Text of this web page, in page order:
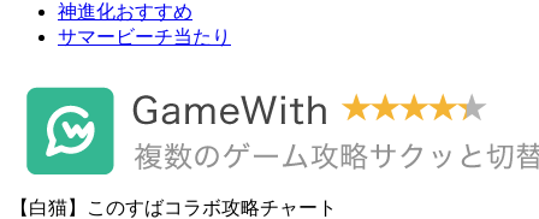
神進化おすすめ
サマービーチ当たり
【白猫】このすばコラボ攻略チャート